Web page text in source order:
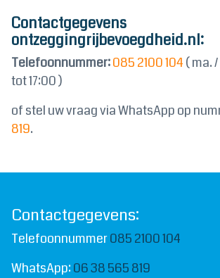
Contactgegevens
ontzeggingrijbevoegdheid.nl:
Telefoonnummer:085 2100 104 ( ma.
tot 17:00 )
of stel uw vraag via WhatsApp op
819.
Contactgegevens:
Telefoonnummer085 2100 104
WhatsApp:06 38 565 819